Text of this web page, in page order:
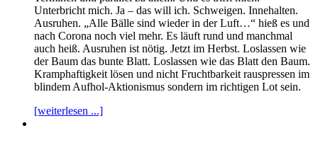
Unterbricht mich. Ja – das will ich. Schweigen. Innehalten.
Ausruhen. „Alle Bälle sind wieder in der Luft…“ hieß es und
nach Corona noch viel mehr. Es läuft rund und manchmal
auch heiß. Ausruhen ist nötig. Jetzt im Herbst. Loslassen wie
der Baum das bunte Blatt. Loslassen wie das Blatt den Baum.
Kramphaftigkeit lösen und nicht Fruchtbarkeit rauspressen im
blindem Aufhol-Aktionismus sondern im richtigen Lot sein.
[weiterlesen ...]